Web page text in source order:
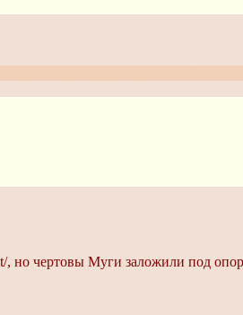
, но чертовы Муги заложили под